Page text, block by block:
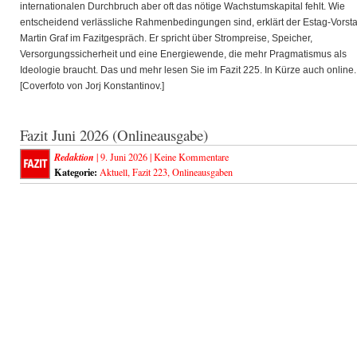
internationalen Durchbruch aber oft das nötige Wachstumskapital fehlt. Wie
entscheidend verlässliche Rahmenbedingungen sind, erklärt der Estag-
Martin Graf im Fazitgespräch. Er spricht über Strompreise, Speicher,
Versorgungssicherheit und eine Energiewende, die mehr Pragmatismus als
Ideologie braucht. Das und mehr lesen Sie im Fazit 225. In Kürze auch online.
[Coverfoto von Jorj Konstantinov.]
Fazit Juni 2026 (Onlineausgabe)
Redaktion | 9. Juni 2026 |Keine Kommentare
Kategorie: Aktuell, Fazit 223, Onlineausgaben